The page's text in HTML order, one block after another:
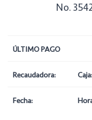
No.
ÚLTIMO PAGO
Recaudadora: Caja:
Fecha: